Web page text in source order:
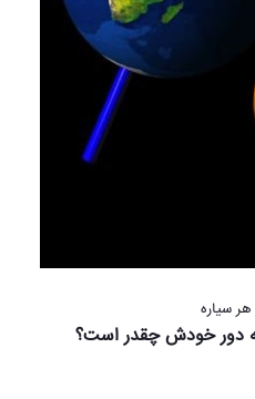
سیاره
دور خودش چقدر است؟